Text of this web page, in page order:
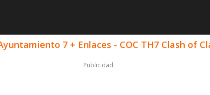
7 + Enlaces - COC TH7 Clash of
Publicidad: